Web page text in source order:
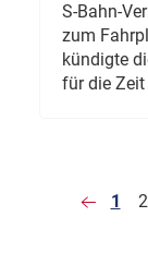
S-Bahn-
zum
kündigte
für die
1 2